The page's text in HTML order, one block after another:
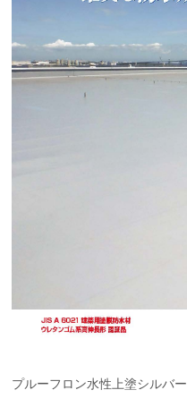
プルーフロン水性上塗シルバー